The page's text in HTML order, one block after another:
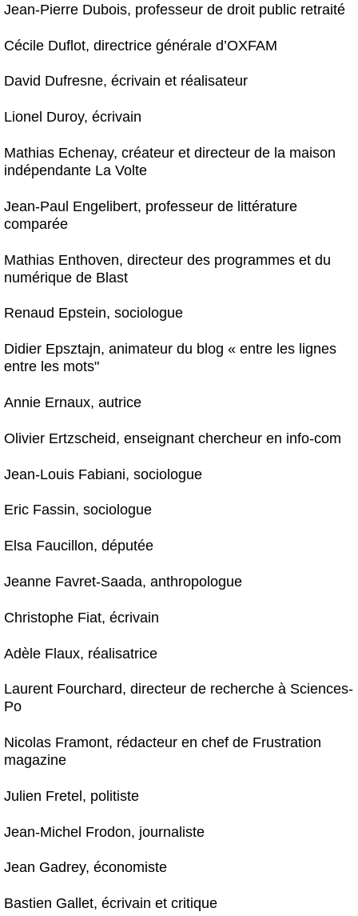
Jean-Pierre Dubois, professeur de droit public retraité
Cécile Duflot, directrice générale d’OXFAM
David Dufresne, écrivain et réalisateur
Lionel Duroy, écrivain
Mathias Echenay, créateur et directeur de la maison
indépendante La Volte
Jean-Paul Engelibert, professeur de littérature
comparée
Mathias Enthoven, directeur des programmes et du
numérique de Blast
Renaud Epstein, sociologue
Didier Epsztajn, animateur du blog « entre les lignes
entre les mots"
Annie Ernaux, autrice
Olivier Ertzscheid, enseignant chercheur en info-com
Jean-Louis Fabiani, sociologue
Eric Fassin, sociologue
Elsa Faucillon, députée
Jeanne Favret-Saada, anthropologue
Christophe Fiat, écrivain
Adèle Flaux, réalisatrice
Laurent Fourchard, directeur de recherche à Sciences-
Po
Nicolas Framont, rédacteur en chef de Frustration
magazine
Julien Fretel, politiste
Jean-Michel Frodon, journaliste
Jean Gadrey, économiste
Bastien Gallet, écrivain et critique